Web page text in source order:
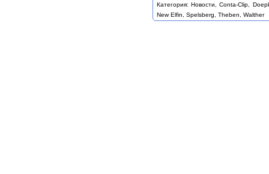
Категория: Новости, Conta-Clip,
New Elfin, Spelsberg, Theben, Walther